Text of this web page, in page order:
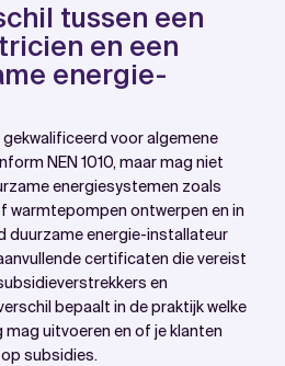
tussen een
en een
energie-
gekwalificeerd voor algemene
NEN 1010, maar mag niet
energiesystemen zoals
warmtepompen ontwerpen en in
duurzame energie-installateur
certificaten die vereist
en
bepaalt in de praktijk welke
uitvoeren en of je klanten
subsidies.